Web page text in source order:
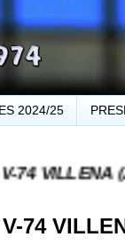
2024/25
V-74